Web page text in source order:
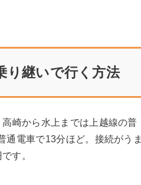
り継いで行く方法
崎から水上までは上越線の普
通電車で13分ほど。接続がうま
す。